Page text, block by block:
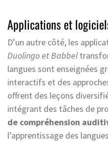
Applications et
D’un autre côté, les
Duolingo et Babbel
langues sont enseignées
interactifs et des
offrent des leçons
intégrant des tâches de
de compréhension
l’apprentissage des